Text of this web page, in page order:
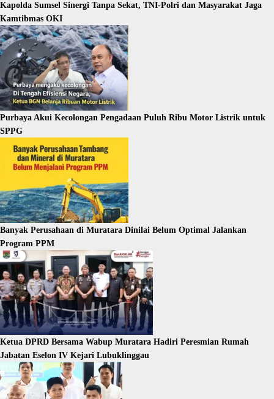
Kapolda Sumsel Sinergi Tanpa Sekat, TNI-Polri dan Masyarakat Jaga
Kamtibmas OKI
Purbaya Akui Kecolongan Pengadaan Puluh Ribu Motor Listrik untuk
SPPG
Banyak Perusahaan di Muratara Dinilai Belum Optimal Jalankan
Program PPM
Ketua DPRD Bersama Wabup Muratara Hadiri Peresmian Rumah
Jabatan Eselon IV Kejari Lubuklinggau